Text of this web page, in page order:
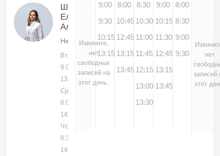
Шамборская
Елена
Александровна
Невролог
Вт, 04
9:00-
13:30
Ср, 05
8:00-
14:00
Чт, 06
8:30-
14:00
Извините,
нет
свободных
записей на
этот день.
9:00
9:30
10:15
13:15
8:00
10:45
12:45
13:15
13:45
8:30
10:30
11:00
11:45
12:15
13:00
13:30
9:00
10:15
11:30
12:45
13:15
13:45
8:00
8:30
9:00
9:30
нет
записей
этот